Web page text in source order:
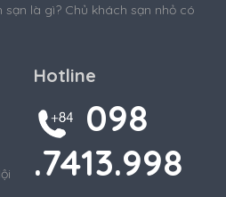
là gì? Chủ khách sạn nhỏ có
Hotline
098
.7413.998